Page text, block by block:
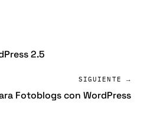
2.5
SIGUIENTE →
Fotoblogs con WordPress